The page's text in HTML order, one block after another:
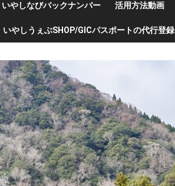
いやしなびバックナンバー 活用方法動画
いやしうぇぶSHOP/GICパスポートの代行登録